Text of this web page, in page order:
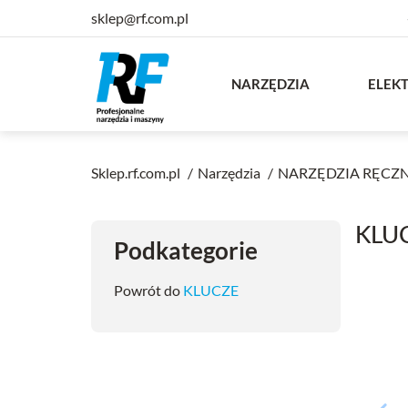
sklep@rf.com.pl
NARZĘDZIA
Sklep.rf.com.pl Narzędzia NARZĘDZIA
Podkategorie
Powrót do KLUCZE